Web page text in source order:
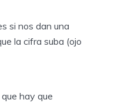
si nos dan una
la cifra suba (ojo
hay que